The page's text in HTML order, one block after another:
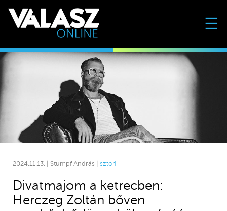
☰
2024.11.13. | Stumpf András | sztori
Divatmajom a ketrecben:
Herczeg Zoltán bőven